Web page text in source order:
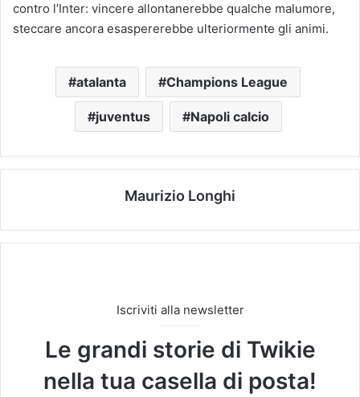
contro l’Inter: vincere allontanerebbe qualche malumore,
steccare ancora esaspererebbe ulteriormente gli animi.
atalanta Champions League
juventus Napoli calcio
Maurizio Longhi
Iscriviti alla newsletter
Le grandi storie di Twikie
nella tua casella di posta!